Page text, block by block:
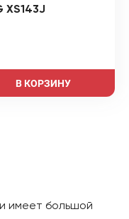
XS143J
В КОРЗИНУ
имеет большой